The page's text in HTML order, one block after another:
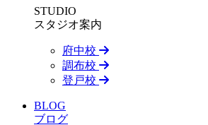
STUDIO
スタジオ案内
府中校
調布校
登戸校
BLOG
ブログ